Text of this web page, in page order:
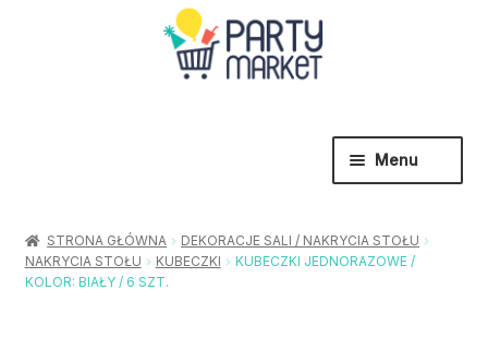
Menu
menu
Urodziny / Imprezy
STRONA GŁÓWNA
DEKORACJE SALI / NAKRYCIA STOŁU
NAKRYCIA STOŁU
KUBECZKI
KUBECZKI JEDNORAZOWE /
KOLOR: BIAŁY / 6 SZT.